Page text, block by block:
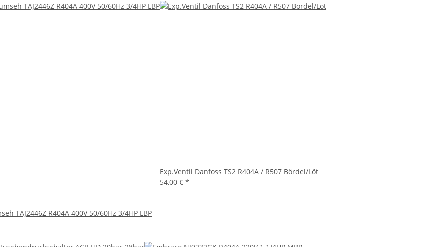
TAJ2446Z R404A 400V 50/60Hz 3/4HP LBP
Exp.Ventil Danfoss TS2 R404A / R507 Bördel/Löt
54,00 € *